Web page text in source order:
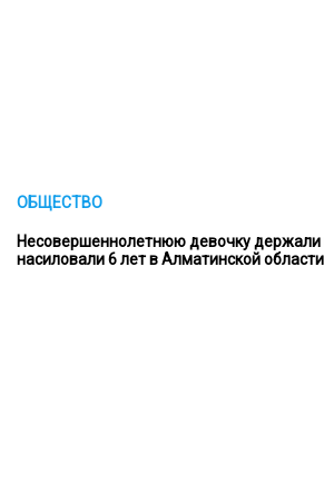
ОБЩЕСТВО
Несовершеннолетнюю девочку держали
насиловали 6 лет в Алматинской области